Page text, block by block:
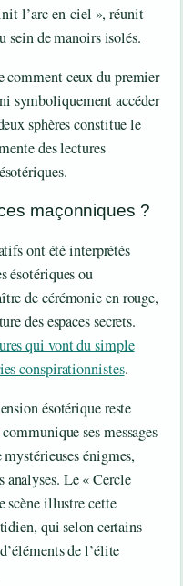
l’arc-en-ciel », réunit
sein de manoirs isolés.
ceux du premier
symboliquement accéder
sphères constitue le
des lectures
maçonniques ?
ont été interprétés
ésotériques ou
de cérémonie en rouge,
des espaces secrets.
qui vont du simple
conspirationnistes.
ésotérique reste
ses messages
énigmes,
Le « Cercle
scène illustre cette
qui selon certains
de l’élite